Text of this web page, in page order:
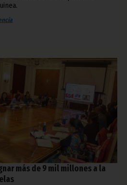
más de 9 mil millones a la